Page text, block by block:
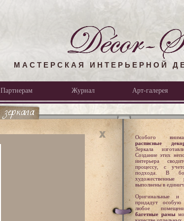
МАСТЕРСКАЯ ИНТЕРЬЕРНОЙ
Партнерам Журнал Арт-галерея
Особого
расписные
Зеркала
Создание этих
интерьера
процессу, с
подхода. В
выполнены в
Оригинальные и
придадут
любое
багетные рамы